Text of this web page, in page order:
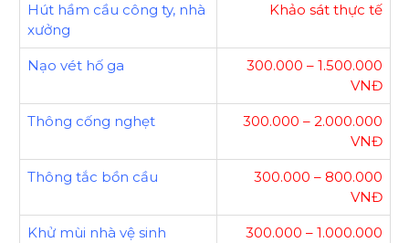
Hút hầm cầu công ty, nhà
xưởng
Khảo sát thực tế
Nạo vét hố ga
300.000 – 1.500.000
VNĐ
Thông cống nghẹt
300.000 – 2.000.000
VNĐ
Thông tắc bồn cầu
300.000 – 800.000
VNĐ
Khử mùi nhà vệ sinh
300.000 – 1.000.000